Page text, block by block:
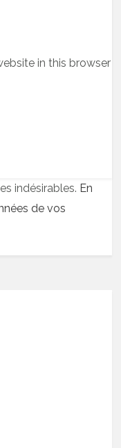
in this browser
indésirables. En
de vos